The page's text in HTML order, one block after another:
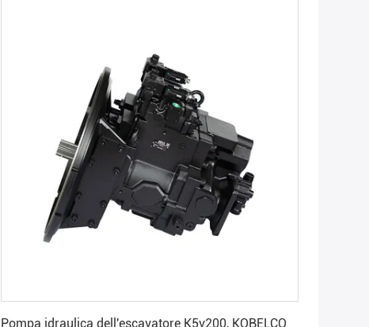
Pompa idraulica dell'escavatore K5v200, KOBELCO